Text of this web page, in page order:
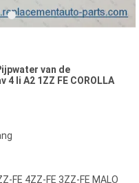
van de
Ii A2 1ZZ FE COROLLA
FE 4ZZ-FE 3ZZ-FE MALO